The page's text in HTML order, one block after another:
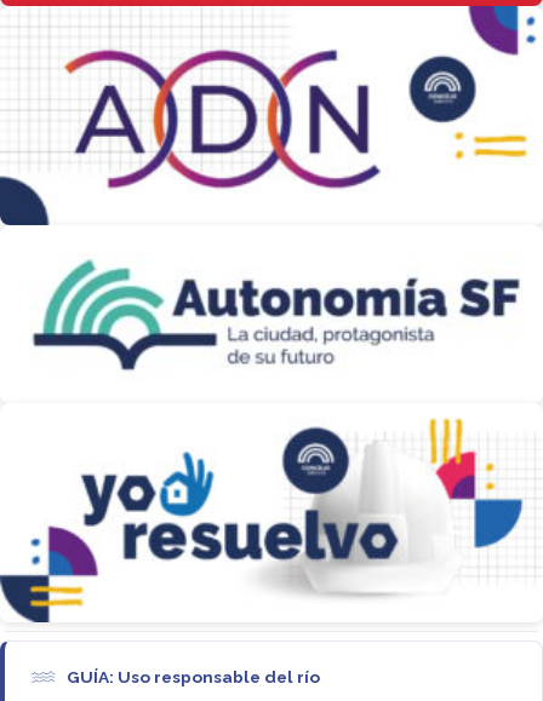
GUÍA: Uso responsable del río